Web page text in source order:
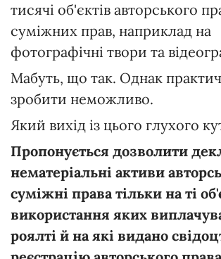
тисячі об'єктів авторського
суміжних прав, наприклад на
фотографічні твори та
Мабуть, що так. Однак
зробити неможливо.
Який вихід із цього глухого
Пропонується дозволити
нематеріальні активи
суміжні права тільки на ті
використання яких
роялті й на які видано